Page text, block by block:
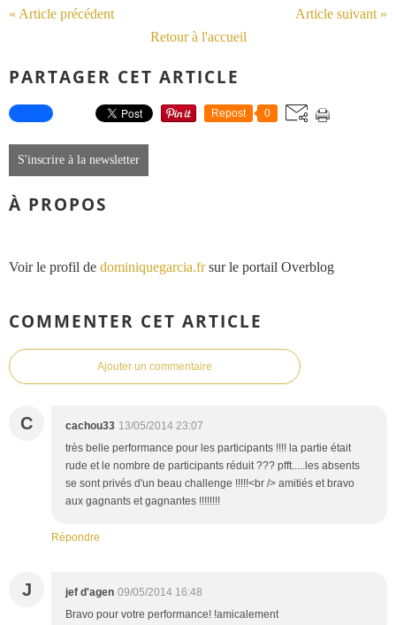
« Article précédent
Article suivant »
Retour à l'accueil
PARTAGER CET ARTICLE
Repost 0
S'inscrire à la newsletter
À PROPOS
Voir le profil de dominiquegarcia.frsur le portail Overblog
COMMENTER CET ARTICLE
Ajouter un commentaire
C cachou33 13/05/2014 23:07
très belle performance pour les participants !!!! la partie était
rude et le nombre de participants réduit ??? pfft.....les absents
se sont privés d'un beau challenge !!!!!<br /> amitiés et bravo
aux gagnants et gagnantes !!!!!!!!
Répondre
J jef d'agen 09/05/2014 16:48
Bravo pour votre performance! !amicalement